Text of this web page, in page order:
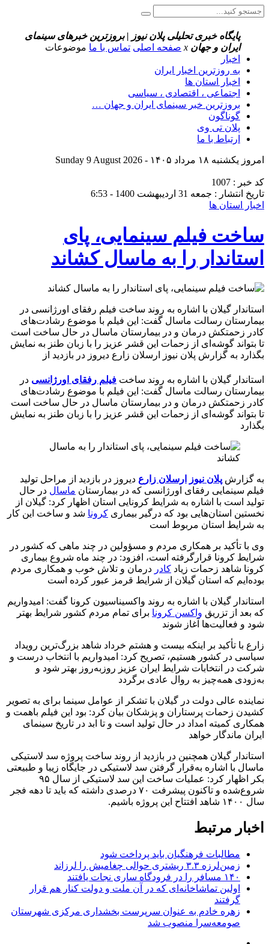
پایگاه خبری تحلیلی پلان نیوز | بروزترین خبرهای سینمای
ایران و جهان x صفحه اصلی تماس با ما موضوعات
اخبار
به روزترین اخبار ایران
اخبار استان ها
اجتماعی ، اقتصادی ، سیاسی
بروزترین خبر سینمای ایران و جهان …
گوناگون
پلان تی وی
ارتباط با ما
امروز یکشنبه ۱۸ مرداد ۱۴۰۵ - Sunday 9 August 2026
کد خبر : 1007
تاریخ انتشار : جمعه 31 اردیبهشت 1400 - 6:53
اخبار استان ها
ساخت فیلم سینمایی، پای
استاندار را به ماسال کشاند
استاندار گیلان با اشاره به روند ساخت فیلم رفقای اورژانسی در
بیمارستان رسالت ماسال گفت: این فیلم با موضوع رشادت‌های
کادر زحمتکش درمان و در بیمارستان ماسال در حال ساخت است
تا بتواند گوشه‌ای از زحمات این قشر عزیز را با زبان طنز به نمایش
بگذارد به گزارش پلان نیوز ارسلان زارع دیروز در بازدید از
استاندار گیلان با اشاره به روند ساخت فیلم رفقای اورژانسی در
بیمارستان رسالت ماسال گفت: این فیلم با موضوع رشادت‌های
کادر زحمتکش درمان و در بیمارستان ماسال در حال ساخت است
تا بتواند گوشه‌ای از زحمات این قشر عزیز را با زبان طنز به نمایش
بگذارد
به گزارش پلان نیوز ارسلان زارع دیروز در بازدید از مراحل تولید
فیلم سینمایی رفقای اورژانسی که در بیمارستان ماسال در حال
تولید است با اشاره به شرایط کرونایی استان اظهار کرد: گیلان از
نخستین استان‌هایی بود که درگیر بیماری کرونا شد و ساخت این کار
به شرایط استان مربوط است
وی با تأکید بر همکاری مردم و مسؤولین در چند ماهی که کشور در
شرایط کرونا قرارگرفته است، افزود: در چند ماه شروع بیماری
کرونا شاهد زحمات زیاد کادر درمان و تلاش خوب و همکاری مردم
بوده‌ایم که استان گیلان از شرایط قرمز عبور کرده است
استاندار گیلان با اشاره به روند واکسیناسیون کرونا گفت: امیدواریم
که بعد از تزریق واکسن کرونا برای تمام مردم کشور شرایط بهتر
شود و فعالیت‌ها آغاز شوند
زارع با تأکید بر اینکه بیست و هشتم خرداد شاهد بزرگ‌ترین رویداد
سیاسی در کشور هستیم، تصریح کرد: امیدواریم با انتخاب درست و
شرکت در انتخابات شرایط ایران عزیز روزبه‌روز بهتر شود و
به‌زودی همه‌چیز به روال عادی برگردد
نماینده عالی دولت در گیلان با تشکر از عوامل سینما برای به تصویر
کشیدن زحمات پرستاران و پزشکان بیان کرد: بود این فیلم باهمت و
همکاری کمیته امداد در حال تولید است و تا ابد در تاریخ سینمای
ایران ماندگار خواهد
استاندار گیلان همچنین در بازدید از روند ساخت پروژه سد لاستیکی
ماسال با اشاره به‌قرار گرفتن سد لاستیکی در جایگاه زیبا و طبیعتی
بکر اظهار کرد: عملیات ساخت این سد لاستیکی از سال ۹۵
شروع‌شده و تاکنون پیشرفت ۷۰ درصدی داشته که باید تا دهه فجر
سال ۱۴۰۰ شاهد افتتاح این پروژه باشیم.
اخبار مرتبط
مطالبات فرهنگیان باید پرداخت شود
زمین‌لرزه ۳.۳ ریشتری حوالی چغامیش را لرزاند
۱۴۰ مسافر را در فرودگاه ساری نجات یافتند
اولین تماشاخانه‌ای که در آن ملت و دولت کنار هم قرار
گرفتند
زهره خادم به عنوان سرپرست بخشداری مرکزی شهرستان
صومعه‌سرا منصوب شد